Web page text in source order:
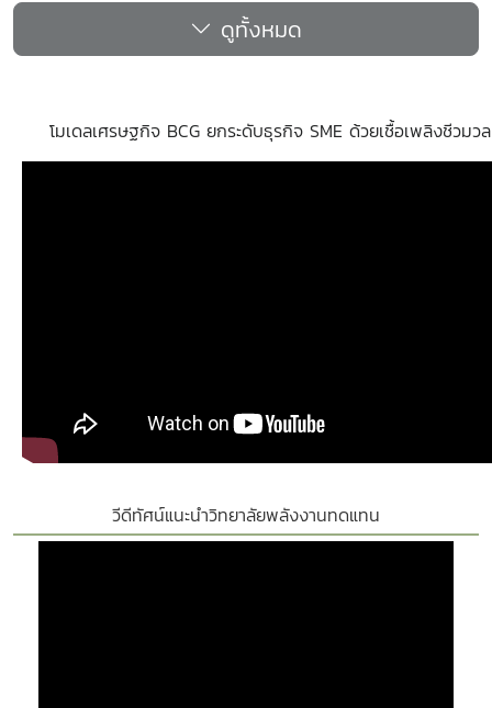
ดูทั้งหมด
โมเดลเศรษฐกิจ BCG ยกระดับธุรกิจ SME ด้วยเชื้อเพลิงชีวมวล
วีดีทัศน์แนะนำวิทยาลัยพลังงานทดแทน